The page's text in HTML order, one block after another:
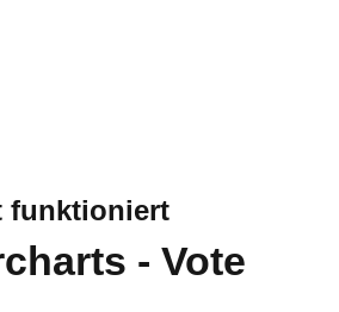
funktioniert
- Vote